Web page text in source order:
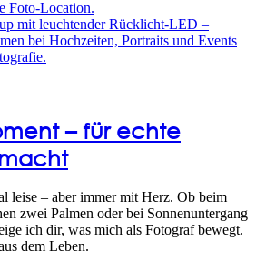
– für echte
leise – aber immer mit Herz. Ob beim
zwei Palmen oder bei Sonnenuntergang
ich dir, was mich als Fotograf bewegt.
dem Leben.